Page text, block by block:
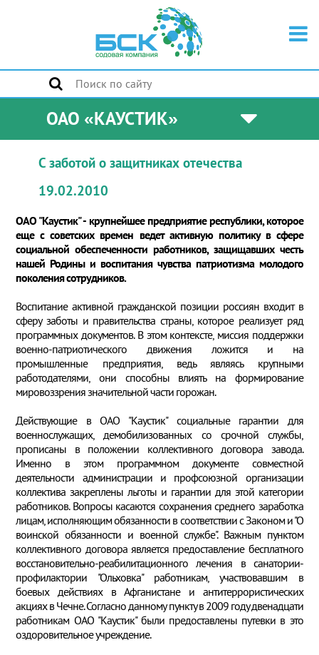
ОАО «КАУСТИК»
С заботой о защитниках отечества
19.02.2010
ОАО "Каустик" - крупнейшее предприятие республики, которое
еще с советских времен ведет активную политику в сфере
социальной обеспеченности работников, защищавших честь
нашей Родины и воспитания чувства патриотизма молодого
поколения сотрудников.
Воспитание активной гражданской позиции россиян входит в
сферу заботы и правительства страны, которое реализует ряд
программных документов. В этом контексте, миссия поддержки
военно-патриотического движения ложится и на
промышленные предприятия, ведь являясь крупными
работодателями, они способны влиять на формирование
мировоззрения значительной части горожан.
Действующие в ОАО "Каустик" социальные гарантии для
военнослужащих, демобилизованных со срочной службы,
прописаны в положении коллективного договора завода.
Именно в этом программном документе совместной
деятельности администрации и профсоюзной организации
коллектива закреплены льготы и гарантии для этой категории
работников. Вопросы касаются сохранения среднего заработка
лицам, исполняющим обязанности в соответствии с Законом и "О
воинской обязанности и военной службе". Важным пунктом
коллективного договора является предоставление бесплатного
восстановительно-реабилитационного лечения в санатории-
профилактории "Ольховка" работникам, участвовавшим в
боевых действиях в Афганистане и антитеррористических
акциях в Чечне. Согласно данному пункту в 2009 году двенадцати
работникам ОАО "Каустик" были предоставлены путевки в это
оздоровительное учреждение.